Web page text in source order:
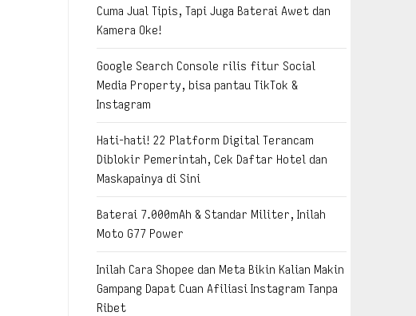
Cuma Jual Tipis, Tapi Juga Baterai Awet dan
Kamera Oke!
Google Search Console rilis fitur Social
Media Property, bisa pantau TikTok &
Instagram
Hati-hati! 22 Platform Digital Terancam
Diblokir Pemerintah, Cek Daftar Hotel dan
Maskapainya di Sini
Baterai 7.000mAh & Standar Militer, Inilah
Moto G77 Power
Inilah Cara Shopee dan Meta Bikin Kalian Makin
Gampang Dapat Cuan Afiliasi Instagram Tanpa
Ribet